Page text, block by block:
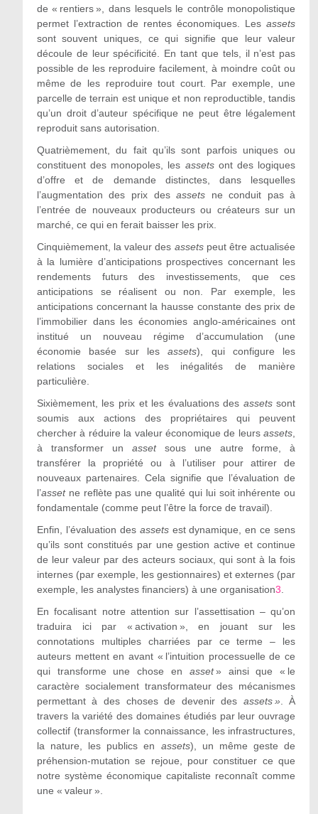
de « rentiers », dans lesquels le contrôle monopolistique
permet l’extraction de rentes économiques. Lesassets
sont souvent uniques, ce qui signifie que leur valeur
découle de leur spécificité. En tant que tels, il n’est pas
possible de les reproduire facilement, à moindre coût ou
même de les reproduire tout court. Par exemple, une
parcelle de terrain est unique et non reproductible, tandis
qu’un droit d’auteur spécifique ne peut être légalement
reproduit sans autorisation.
Quatrièmement, du fait qu’ils sont parfois uniques ou
constituent des monopoles, les assetsont des logiques
d’offre et de demande distinctes, dans lesquelles
l’augmentation des prix desassets ne conduit pas à
l’entrée de nouveaux producteurs ou créateurs sur un
marché, ce qui en ferait baisser les prix.
Cinquièmement, la valeur des assetspeut être actualisée
à la lumière d’anticipations prospectives concernant les
rendements futurs des investissements, que ces
anticipations se réalisent ou non. Par exemple, les
anticipations concernant la hausse constante des prix de
l’immobilier dans les économies anglo-américaines ont
institué un nouveau régime d’accumulation (une
économie basée sur lesassets), qui configure les
relations sociales et les inégalités de manière
particulière.
Sixièmement, les prix et les évaluations des assetssont
soumis aux actions des propriétaires qui peuvent
chercher à réduire la valeur économique de leursassets
à transformer unassetsous une autre forme, à
transférer la propriété ou à l’utiliser pour attirer de
nouveaux partenaires. Cela signifie que l’évaluation de
l’assetne reflète pas une qualité qui lui soit inhérente ou
fondamentale (comme peut l’être la force de travail).
Enfin, l’évaluation des assetsest dynamique, en ce sens
qu’ils sont constitués par une gestion active et continue
de leur valeur par des acteurs sociaux, qui sont à la fois
internes (par exemple, les gestionnaires) et externes (par
exemple, les analystes financiers) à une organisation3
En focalisant notre attention sur l’assettisation – qu’on
traduira ici par « activation », en jouant sur les
connotations multiples charriées par ce terme – les
auteurs mettent en avant « l’intuition processuelle de ce
qui transforme une chose en asset» ainsi que « le
caractère socialement transformateur des mécanismes
permettant à des choses de devenir des assets » . À
travers la variété des domaines étudiés par leur ouvrage
collectif (transformer la connaissance, les infrastructures,
la nature, les publics en assets), un même geste de
préhension-mutation se rejoue, pour constituer ce que
notre système économique capitaliste reconnaît comme
une « valeur ».